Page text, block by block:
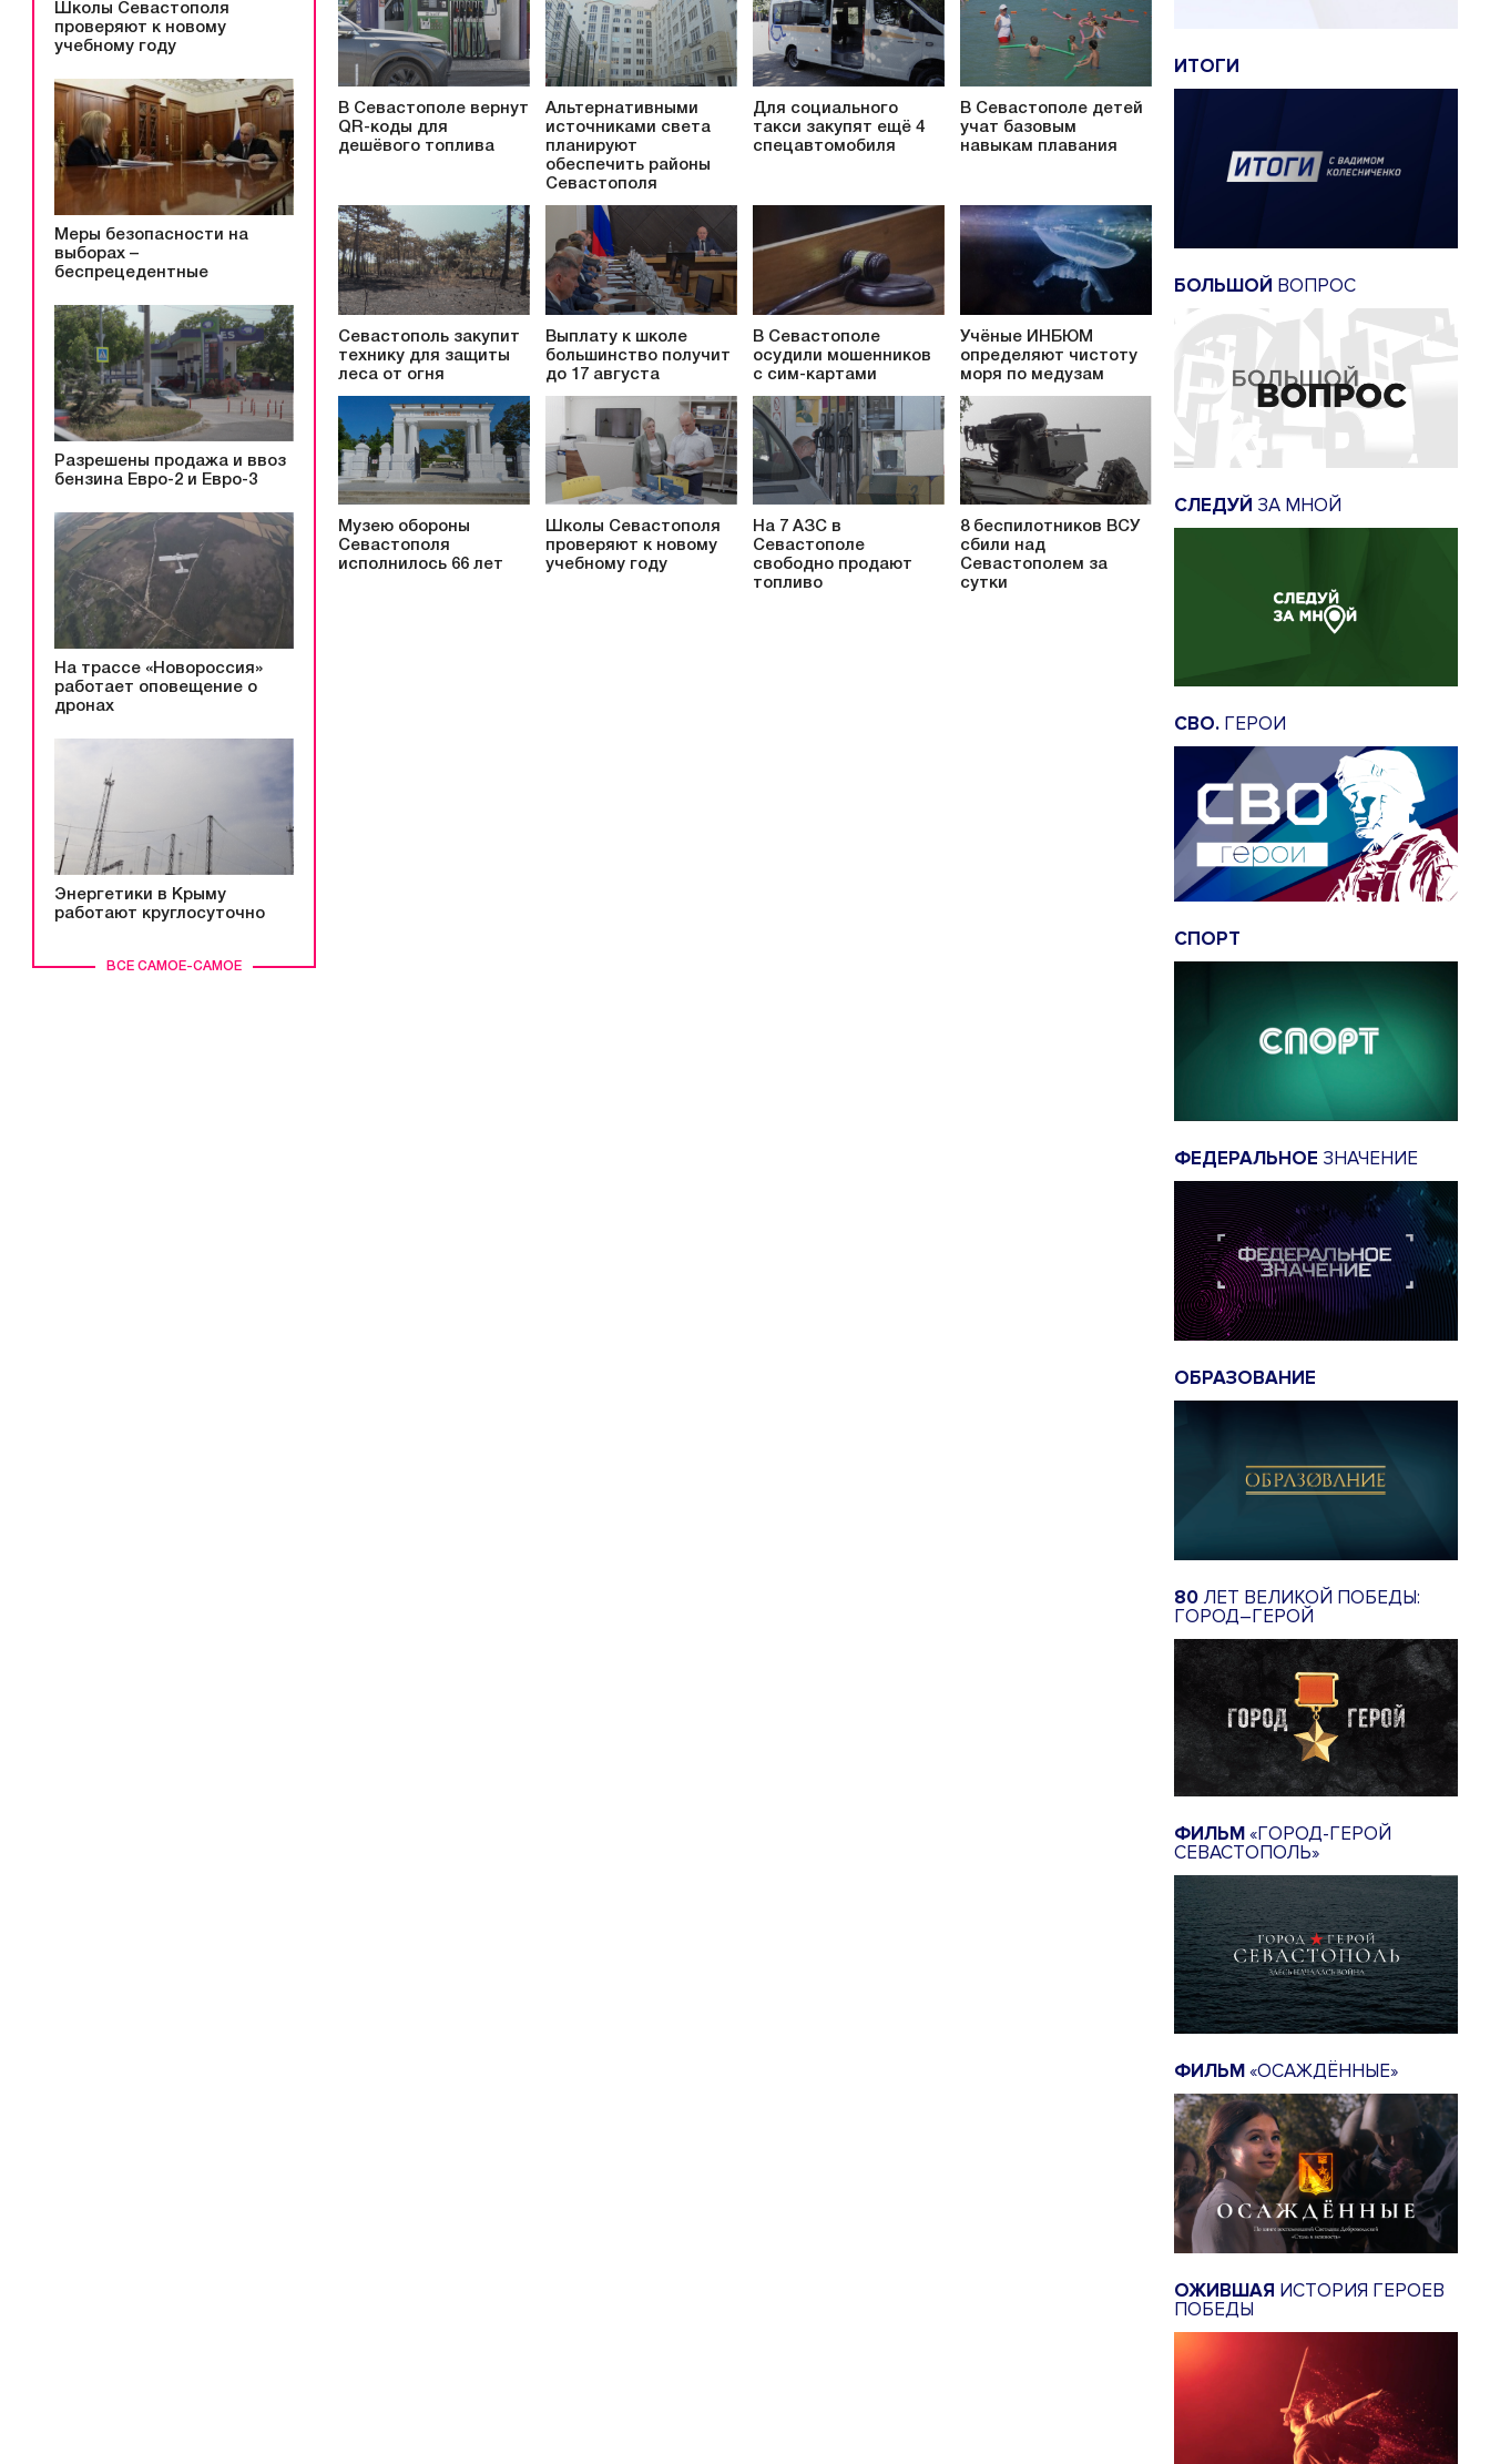
ВСЕ САМОЕ-САМОЕ
Школы Севастополя
проверяют к новому
учебному году
Меры безопасности на
выборах –
беспрецедентные
Разрешены продажа и ввоз
бензина Евро-2 и Евро-3
На трассе «Новороссия»
работает оповещение о
дронах
Энергетики в Крыму
работают круглосуточно
В Севастополе вернут
QR-коды для
дешёвого топлива
Альтернативными
источниками света
планируют
обеспечить районы
Севастополя
Для социального
такси закупят ещё 4
спецавтомобиля
В Севастополе детей
учат базовым
навыкам плавания
Севастополь закупит
технику для защиты
леса от огня
Выплату к школе
большинство получит
до 17 августа
В Севастополе
осудили мошенников
с сим-картами
Учёные ИНБЮМ
определяют чистоту
моря по медузам
Музею обороны
Севастополя
исполнилось 66 лет
Школы Севастополя
проверяют к новому
учебному году
На 7 АЗС в
Севастополе
свободно продают
топливо
8 беспилотников ВСУ
сбили над
Севастополем за
сутки
ИТОГИ
БОЛЬШОЙ ВОПРОС
СЛЕДУЙ ЗА МНОЙ
СВО. ГЕРОИ
СПОРТ
ФЕДЕРАЛЬНОЕ ЗНАЧЕНИЕ
ОБРАЗОВАНИЕ
80 ЛЕТ ВЕЛИКОЙ ПОБЕДЫ:
ГОРОД–ГЕРОЙ
ФИЛЬМ«ГОРОД-ГЕРОЙ
СЕВАСТОПОЛЬ»
ФИЛЬМ«ОСАЖДЁННЫЕ»
ОЖИВШАЯ ИСТОРИЯ ГЕРОЕВ
ПОБЕДЫ